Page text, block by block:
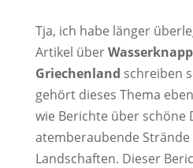
Tja, ich habe länger
Artikel über
Griechenland schreiben
gehört dieses Thema
wie Berichte über schöne
atemberaubende
Landschaften. Dieser